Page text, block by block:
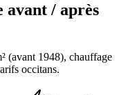
avant / après
(avant 1948), chauffage
occitans.